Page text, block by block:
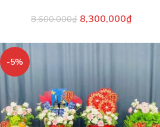
8,600,000₫ 8,300,000₫
-5%